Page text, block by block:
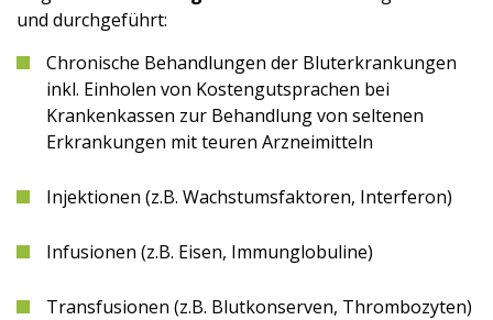
und durchgeführt:
Chronische Behandlungen der Bluterkrankungen
inkl. Einholen von Kostengutsprachen bei
Krankenkassen zur Behandlung von seltenen
Erkrankungen mit teuren Arzneimitteln
Injektionen (z.B. Wachstumsfaktoren, Interferon)
Infusionen (z.B. Eisen, Immunglobuline)
Transfusionen (z.B. Blutkonserven, Thrombozyten)